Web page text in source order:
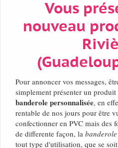
Vous
nouveau
Pour annoncer vos messages,
simplement présenter un
banderole personnalisée, en
rentable de nos jours pour être
confectionner en PVC mais des
de differente façon, la
tout type d'utilisation, que se